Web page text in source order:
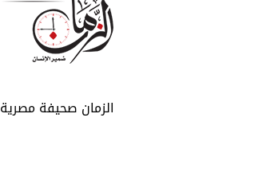
الزمان صحيفة مصرية